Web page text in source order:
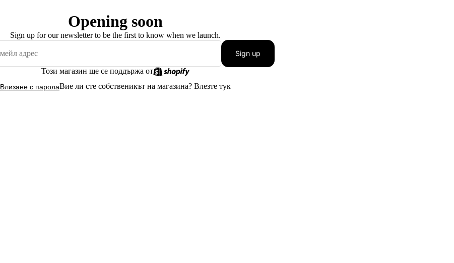
Opening soon
Sign up for our newsletter to be the first to know when we launch.
Sign up
Този магазин ще се поддържа от
Влизане с паролаВие ли сте собственикът на магазина? Влезте тук